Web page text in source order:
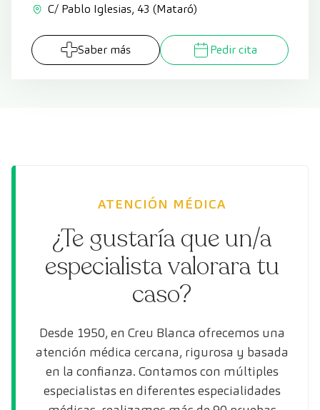
C/ Pablo Iglesias, 43 (Mataró)
Saber más Pedir cita
ATENCIÓN MÉDICA
¿Te gustaría que un/a
especialista valorara tu
caso?
Desde 1950, en Creu Blanca ofrecemos una
atención médica cercana, rigurosa y basada
en la confianza. Contamos con múltiples
especialistas en diferentes especialidades